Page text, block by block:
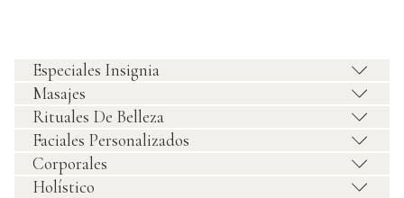
Especiales Insignia
Masajes
Rituales De Belleza
Faciales Personalizados
Corporales
Holístico